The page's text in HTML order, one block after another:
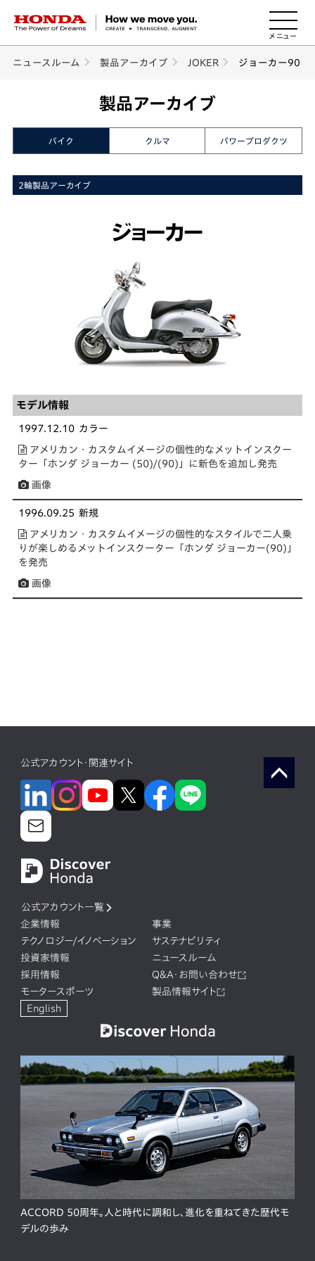
HONDA The Power of Dreams
ニュースルーム 製品アーカイブ JOKER ジョーカー90
製品アーカイブ
バイク クルマ パワープロダクツ
2輪製品アーカイブ
モデル情報
1997.12.10 カラー
アメリカン・カスタムイメージの個性的なメットインスクー
ター「ホンダ ジョーカー (50)/(90)」に新色を追加し発売
画像
1996.09.25 新規
アメリカン・カスタムイメージの個性的なスタイルで二人乗
りが楽しめるメットインスクーター「ホンダ ジョーカー(90)」
を発売
画像
公式アカウント・関連サイト
公式アカウント一覧
企業情報
事業
テクノロジー/イノベーション
サステナビリティ
投資家情報
ニュースルーム
採用情報
Q&A・お問い合わせ
モータースポーツ
製品情報サイト
English
ACCORD 50周年。人と時代に調和し、進化を重ねてきた歴代モ
デルの歩み